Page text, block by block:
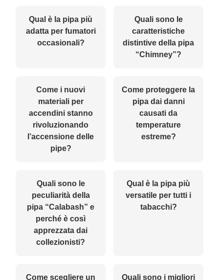
Qual è la pipa più
adatta per fumatori
occasionali?
Quali sono le
caratteristiche
distintive della pipa
“Chimney”?
Come i nuovi
materiali per
accendini stanno
rivoluzionando
l’accensione delle
pipe?
Come proteggere la
pipa dai danni
causati da
temperature
estreme?
Quali sono le
peculiarità della
pipa “Calabash” e
perché è così
apprezzata dai
collezionisti?
Qual è la pipa più
versatile per tutti i
tabacchi?
Come scegliere un
Quali sono i migliori